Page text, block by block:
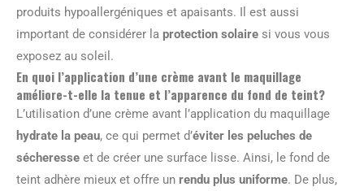
produits hypoallergéniques et apaisants. Il est aussi
important de considérer la protection solaire si vous vous
exposez au soleil.
En quoi l’application d’une crème avant le maquillage
améliore-t-elle la tenue et l’apparence du fond de teint?
L’utilisation d’une crème avant l’application du maquillage
hydrate la peau, ce qui permet d’éviter les peluches de
sécheresse et de créer une surface lisse. Ainsi, le fond de
teint adhère mieux et offre un rendu plus uniforme. De plus,